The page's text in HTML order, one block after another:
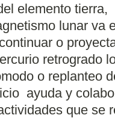
elemento tierra,
lunar va
o
retrogrado
o replanteo
ayuda y
que se